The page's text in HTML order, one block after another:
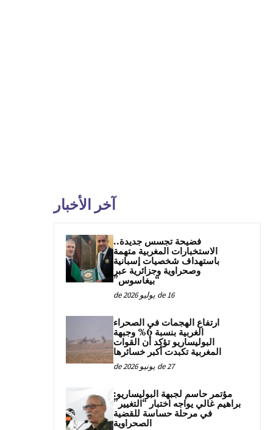
آخر الأخبار
فضيحة تجسس جديدة..
الاستخبارات المغربية متهمة
باستهداف شخصيات إسبانية
وصحراوية وجزائرية عبر
“بيغاسوس”
16 de يوليو de 2026
ارتفاع الهجمات في الصحراء
الغربية بنسبة 6% وجبهة
البوليساريو تؤكد أن القوات
المغربية تكبدت أكبر خسائرها
27 de يونيو de 2026
مؤتمر حاسم لجبهة البوليساريو:
براهيم غالي يواجه اختبار “التغيير”
في مرحلة حساسة للقضية
الصحراوية